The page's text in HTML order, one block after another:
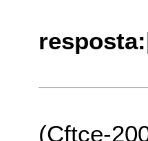
resposta:
(Cftce-